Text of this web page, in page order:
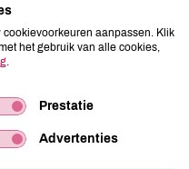
aanwezig
aanwezig
aanwezig
aanwezig
aanpassen. Klik
het gebruik van alle cookies,
Prestatie
Advertenties